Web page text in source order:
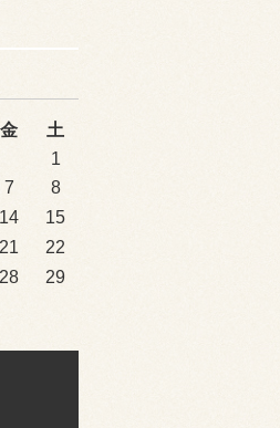
金
土
1
7
8
14
15
21
22
28
29